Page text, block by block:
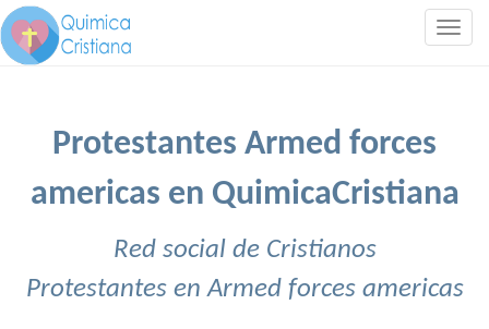
Protestantes Armed forces
americas en QuimicaCristiana
Red social de Cristianos
Protestantes en Armed forces americas